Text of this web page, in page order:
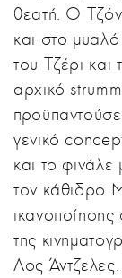
θεατή. Ο
και στο
του Τζέρι
αρχικό
γενικό
και το
τον κάθιδρο
της
Λος